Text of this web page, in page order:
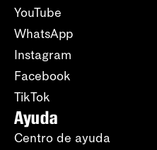
YouTube
WhatsApp
Instagram
Facebook
TikTok
Ayuda
Centro de ayuda